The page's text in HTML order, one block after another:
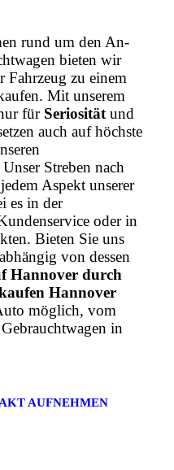
rund um den An-
bieten wir
zu einem
Mit unserem
für Seriosität und
auch auf höchste
Streben nach
Aspekt unserer
es in der
oder in
Bieten Sie uns
von dessen
Hannover durch
Hannover
möglich, vom
in
AUFNEHMEN